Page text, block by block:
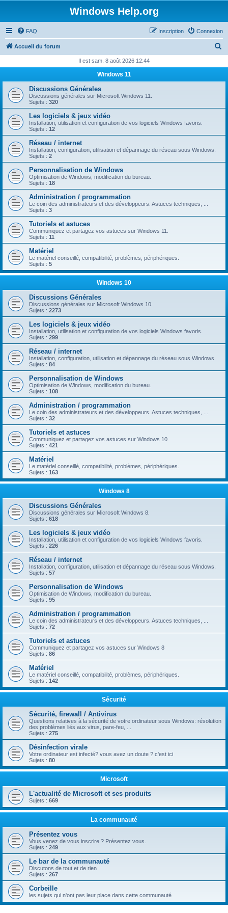
Windows Help.org
FAQ Connexion
Inscription
Accueil du forum
h
r
Il est sam. 8 août 2026 12:44
Windows 11
Discussions Générales
Discussions générales sur Microsoft Windows 11.
Sujets : 320
Les logiciels & jeux vidéo
Installation, utilisation et configuration de vos logiciels Windows favoris.
Sujets : 12
Réseau / internet
Installation, configuration, utilisation et dépannage du réseau sous Windows.
Sujets : 2
Personnalisation de Windows
Optimisation de Windows, modification du bureau.
Sujets : 18
Administration / programmation
Le coin des administrateurs et des développeurs. Astuces techniques, ...
Sujets : 3
Tutoriels et astuces
Communiquez et partagez vos astuces sur Windows 11.
Sujets : 11
Matériel
Le matériel conseillé, compatibilité, problèmes, périphériques.
Sujets : 5
Windows 10
Discussions Générales
Discussions générales sur Microsoft Windows 10.
Sujets : 2273
Les logiciels & jeux vidéo
Installation, utilisation et configuration de vos logiciels Windows favoris.
Sujets : 299
Réseau / internet
Installation, configuration, utilisation et dépannage du réseau sous Windows.
Sujets : 84
Personnalisation de Windows
Optimisation de Windows, modification du bureau.
Sujets : 108
Administration / programmation
Le coin des administrateurs et des développeurs. Astuces techniques, ...
Sujets : 32
Tutoriels et astuces
Communiquez et partagez vos astuces sur Windows 10
Sujets : 421
Matériel
Le matériel conseillé, compatibilité, problèmes, périphériques.
Sujets : 163
Windows 8
Discussions Générales
Discussions générales sur Microsoft Windows 8.
Sujets : 618
Les logiciels & jeux vidéo
Installation, utilisation et configuration de vos logiciels Windows favoris.
Sujets : 226
Réseau / internet
Installation, configuration, utilisation et dépannage du réseau sous Windows.
Sujets : 57
Personnalisation de Windows
Optimisation de Windows, modification du bureau.
Sujets : 95
Administration / programmation
Le coin des administrateurs et des développeurs. Astuces techniques, ...
Sujets : 72
Tutoriels et astuces
Communiquez et partagez vos astuces sur Windows 8
Sujets : 86
Matériel
Le matériel conseillé, compatibilité, problèmes, périphériques.
Sujets : 142
Sécurité
Sécurité, firewall / Antivirus
Questions relatives à la sécurité de votre ordinateur sous Windows: résolution
des problèmes liés aux virus, pare-feu, ...
Sujets : 275
Désinfection virale
Votre ordinateur est infecté? vous avez un doute ? c'est ici
Sujets : 80
Microsoft
L'actualité de Microsoft et ses produits
Sujets : 669
La communauté
Présentez vous
Vous venez de vous inscrire ? Présentez vous.
Sujets : 249
Le bar de la communauté
Discutons de tout et de rien
Sujets : 267
Corbeille
les sujets qui n'ont pas leur place dans cette communauté